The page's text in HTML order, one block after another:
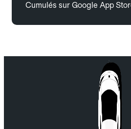
Cumulés sur Google App